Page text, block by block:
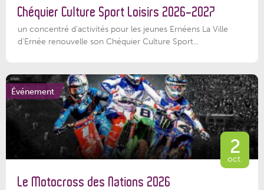
Chéquier Culture Sport Loisirs 2026-2027
un concentré d’activités pour les jeunes Ernéens La Ville
d’Ernée renouvelle son Chéquier Culture Sport...
Événement
2
oct.
Le Motocross des Nations 2026